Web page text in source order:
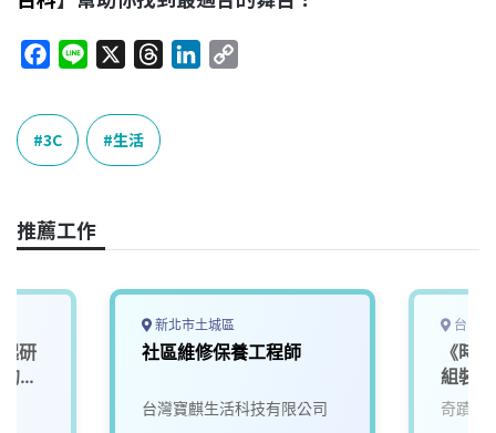
c
e
b
o
k
n
e
n
k
3C 生活
推薦工作
研
未
新北市土城區
社區維修保養工程師
台灣寶麒生活科技有限公司
台中
《時
組裝
奇蹟生